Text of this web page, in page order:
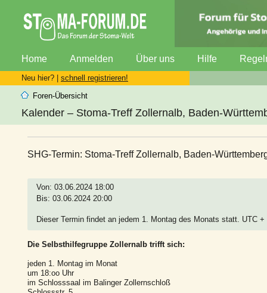
Home Anmelden Über uns Hilfe
Neu hier? | schnell registrieren!
Foren-Übersicht
Kalender – Stoma-Treff Zollernalb, Baden-
SHG-Termin: Stoma-Treff Zollernalb, Baden-
Von: 03.06.2024 18:00
Bis: 03.06.2024 20:00
Dieser Termin findet an jedem 1. Montag des Monats statt. UTC +
Die Selbsthilfegruppe Zollernalb trifft sich:
jeden 1. Montag im Monat
um 18:oo Uhr
im Schlosssaal im Balinger Zollernschloß